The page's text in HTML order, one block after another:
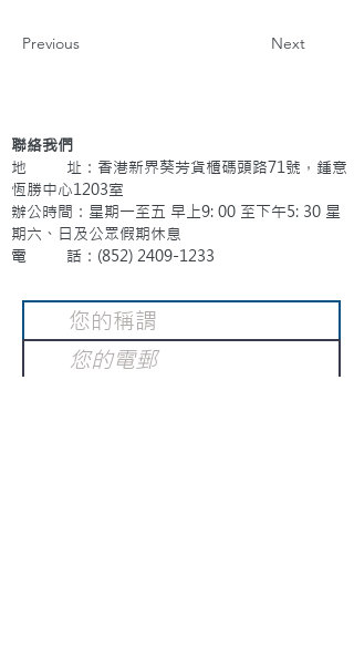
Previous Next
聯絡我們
地 址：香港新界葵芳貨櫃碼頭路71號，鍾意
恆勝中心1203室
辦公時間：星期一至五 早上9: 00 至下午5: 30 星
期六、日及公眾假期休息
電 話：(852) 2409-1233